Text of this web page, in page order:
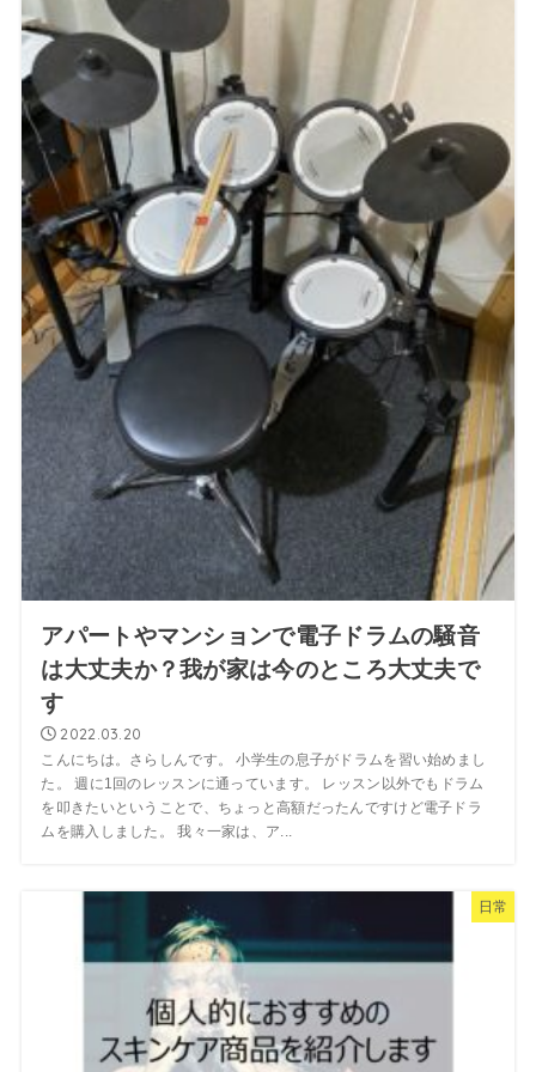
アパートやマンションで電子ドラムの騒音
は大丈夫か？我が家は今のところ大丈夫で
す
2022.03.20
こんにちは。さらしんです。 小学生の息子がドラムを習い始めまし
た。 週に1回のレッスンに通っています。 レッスン以外でもドラム
を叩きたいということで、ちょっと高額だったんですけど電子ドラ
ムを購入しました。 我々一家は、ア...
日常